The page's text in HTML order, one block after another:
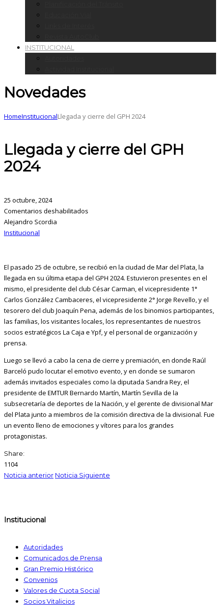
INSTITUCIONAL
Novedades
HomeInstitucionalLlegada y cierre del GPH 2024
Llegada y cierre del GPH
2024
25 octubre, 2024
Comentarios deshabilitados
Alejandro Scordia
Institucional
El pasado 25 de octubre, se recibió en la ciudad de Mar del Plata, la
llegada en su última etapa del GPH 2024. Estuvieron presentes en el
mismo, el presidente del club César Carman, el vicepresidente 1°
Carlos González Cambaceres, el vicepresidente 2° Jorge Revello, y el
tesorero del club Joaquín Pena, además de los binomios participantes,
las familias, los visitantes locales, los representantes de nuestros
socios estratégicos La Caja e Ypf, y el personal de organización y
prensa.
Luego se llevó a cabo la cena de cierre y premiación, en donde Raúl
Barceló pudo locutar el emotivo evento, y en donde se sumaron
además invitados especiales como la diputada Sandra Rey, el
presidente de EMTUR Bernardo Martín, Martín Sevilla de la
subsecretaría de deportes de la Nación, y el gerente de divisional Mar
del Plata junto a miembros de la comisión directiva de la divisional. Fue
un evento lleno de emociones y vítores para los grandes
protagonistas.
Share:
1104
Noticia anterior Noticia Siguiente
Institucional
Autoridades
Comunicados de Prensa
Gran Premio Histórico
Convenios
Valores de Cuota Social
Socios Vitalicios